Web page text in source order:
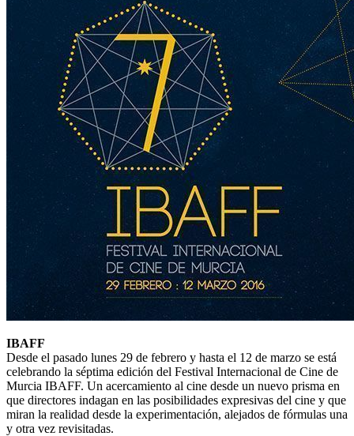
IBAFF
Desde el pasado lunes 29 de febrero y hasta el 12 de marzo se está
celebrando la séptima edición del Festival Internacional de Cine de
Murcia IBAFF. Un acercamiento al cine desde un nuevo prisma en
que directores indagan en las posibilidades expresivas del cine y que
miran la realidad desde la experimentación, alejados de fórmulas una
y otra vez revisitadas.